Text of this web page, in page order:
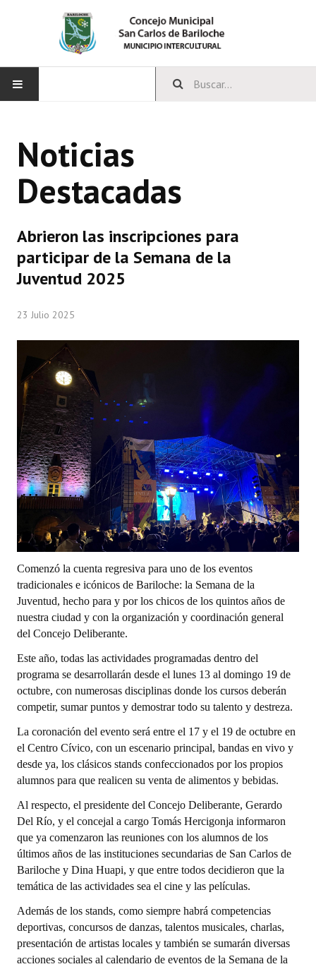
CONCEJO
Bloques Políticos
Comisiones Permanentes
Comisiones Especiales
LEGISLACIÓN
Constitución Nacional
Constitución Provincial
Carta Orgánica 2007
Reglamento Interno
Digesto
Organigrama
DOCUMENTOS
Informes de Gestión
Proyectos Presentados
Dictámenes Asesoría Letrada
Actas de Sesión
Ejecución Presupuestaria
Actas de Audiencias Públicas
NORMATIVA
Comunicaciones
Declaraciones
Resoluciones de Presidencia
INSTITUCIONAL
Noticias
Destacadas
Abrieron las inscripciones para
participar de la Semana de la
Juventud 2025
23 Julio 2025
Comenzó la cuenta regresiva para uno de los eventos
tradicionales e icónicos de Bariloche: la Semana de la
Juventud, hecho para y por los chicos de los quintos años de
nuestra ciudad y con la organización y coordinación general
del Concejo Deliberante.
Este año, todas las actividades programadas dentro del
programa se desarrollarán desde el lunes 13 al domingo 19 de
octubre, con numerosas disciplinas donde los cursos deberán
competir, sumar puntos y demostrar todo su talento y destreza.
La coronación del evento será entre el 17 y el 19 de octubre en
el Centro Cívico, con un escenario principal, bandas en vivo y
desde ya, los clásicos stands confeccionados por los propios
alumnos para que realicen su venta de alimentos y bebidas.
Al respecto, el presidente del Concejo Deliberante, Gerardo
Del Río, y el concejal a cargo Tomás Hercigonja informaron
que ya comenzaron las reuniones con los alumnos de los
últimos años de las instituciones secundarias de San Carlos de
Bariloche y Dina Huapi, y que entre todos decidieron que la
temática de las actividades sea el cine y las películas.
Además de los stands, como siempre habrá competencias
deportivas, concursos de danzas, talentos musicales, charlas,
presentación de artistas locales y también se sumarán diversas
acciones sociales al calendario de eventos de la Semana de la